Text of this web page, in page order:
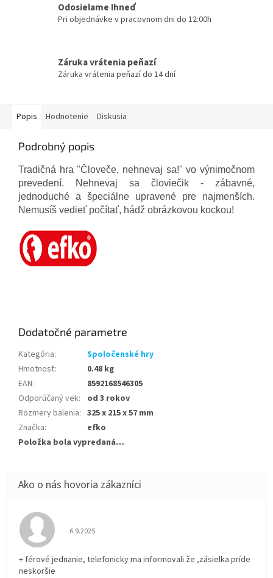
Odosielame Ihneď
Pri objednávke v pracovnom dni do 12:00h
Záruka vrátenia peňazí
Záruka vrátenia peňazí do 14 dní
Popis Hodnotenie Diskusia
Podrobný popis
Tradičná hra "Človeče, nehnevaj sa!" vo výnimočnom
prevedení. Nehnevaj sa človiečik - zábavné,
jednoduché a špeciálne upravené pre najmenších.
Nemusíš vedieť počítať, hádž obrázkovou kockou!
Dodatočné parametre
Kategória:
Spoločenské hry
Hmotnosť:
0.48 kg
EAN:
8592168546305
Odporúčaný vek:
od 3 rokov
Rozmery balenia: 325 x 215 x 57 mm
Značka:
efko
Položka bola vypredaná…
Hodnotenie obchodu je 5 z 5 hviezdičiek.
6.9.2025
+ férové jednanie, telefonicky ma informovali že ,zásielka príde
neskoršie